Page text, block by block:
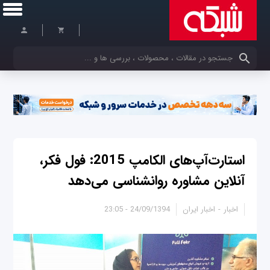
کلمات کلیدی خود را وارد کنید
استارت‌آپ‌های الکامپ 2015: فول فکر،
آنلاین مشاوره روانشناسی می‌دهد
24/09/1394 - 23:05 اخبار اخبار ایران